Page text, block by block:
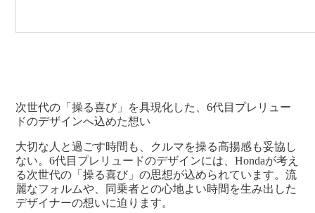
次世代の「操る喜び」を具現化した、6代目プレリュー
ドのデザインへ込めた想い
大切な人と過ごす時間も、クルマを操る高揚感も妥協し
ない。6代目プレリュードのデザインには、Hondaが考え
る次世代の「操る喜び」の思想が込められています。流
麗なフォルムや、同乗者との心地よい時間を生み出した
デザイナーの想いに迫ります。